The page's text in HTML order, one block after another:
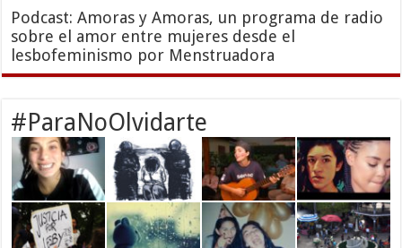
Podcast: Amoras y Amoras, un programa de radio
sobre el amor entre mujeres desde el
lesbofeminismo por Menstruadora
#ParaNoOlvidarte